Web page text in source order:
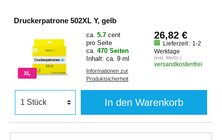
Druckerpatrone 502XL Y, gelb
XL
ca. 5.7 cent
pro Seite
ca. 470 Seiten
Inhalt: ca. 9 ml
Informationen zur
Produktsicherheit
26,82 €
Lieferzeit : 1-2
Werktage
(inkl. MwSt.)
versandkostenfrei
In den Warenkorb